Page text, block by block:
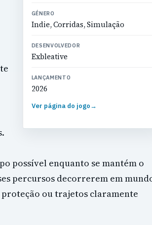
GÉNERO
Indie, Corridas, Simulação
DESENVOLVEDOR
Exbleative
LANÇAMENTO
2026
Ver página do jogo→
possível enquanto se mantém o
percursos decorrerem em
ou trajetos claramente